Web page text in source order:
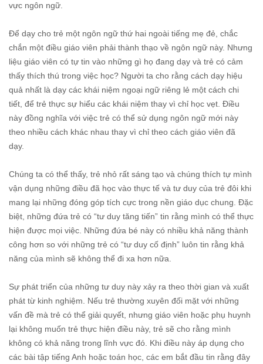
vực ngôn ngữ.
Để dạy cho trẻ một ngôn ngữ thứ hai ngoài tiếng mẹ đẻ, chắc
chắn một điều giáo viên phải thành thạo về ngôn ngữ này. Nhưng
liệu giáo viên có tự tin vào những gì họ đang dạy và trẻ có cảm
thấy thích thú trong việc học? Người ta cho rằng cách dạy hiệu
quả nhất là dạy các khái niệm ngoại ngữ riêng lẻ một cách chi
tiết, để trẻ thực sự hiểu các khái niệm thay vì chỉ học vẹt. Điều
này đồng nghĩa với việc trẻ có thể sử dụng ngôn ngữ mới này
theo nhiều cách khác nhau thay vì chỉ theo cách giáo viên đã
dạy.
Chúng ta có thể thấy, trẻ nhỏ rất sáng tạo và chúng thích tự mình
vận dụng những điều đã học vào thực tế và tư duy của trẻ đôi khi
mang lại những đóng góp tích cực trong nền giáo dục chung. Đặc
biệt, những đứa trẻ có “tư duy tăng tiến” tin rằng mình có thể thực
hiện được mọi việc. Những đứa bé này có nhiều khả năng thành
công hơn so với những trẻ có “tư duy cố định” luôn tin rằng khả
năng của mình sẽ không thể đi xa hơn nữa.
Sự phát triển của những tư duy này xảy ra theo thời gian và xuất
phát từ kinh nghiệm. Nếu trẻ thường xuyên đối mặt với những
vấn đề mà trẻ có thể giải quyết, nhưng giáo viên hoặc phụ huynh
lại không muốn trẻ thực hiện điều này, trẻ sẽ cho rằng mình
không có khả năng trong lĩnh vực đó. Khi điều này áp dụng cho
các bài tập tiếng Anh hoặc toán học, các em bắt đầu tin rằng đây